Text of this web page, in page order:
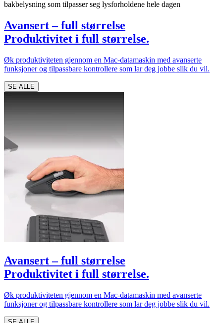
bakbelysning som tilpasser seg lysforholdene hele dagen
Avansert – full størrelse
Produktivitet i full størrelse.
Øk produktiviteten gjennom en Mac-datamaskin med avanserte
funksjoner og tilpassbare kontrollere som lar deg jobbe slik du vil.
SE ALLE
Avansert – full størrelse
Produktivitet i full størrelse.
Øk produktiviteten gjennom en Mac-datamaskin med avanserte
funksjoner og tilpassbare kontrollere som lar deg jobbe slik du vil.